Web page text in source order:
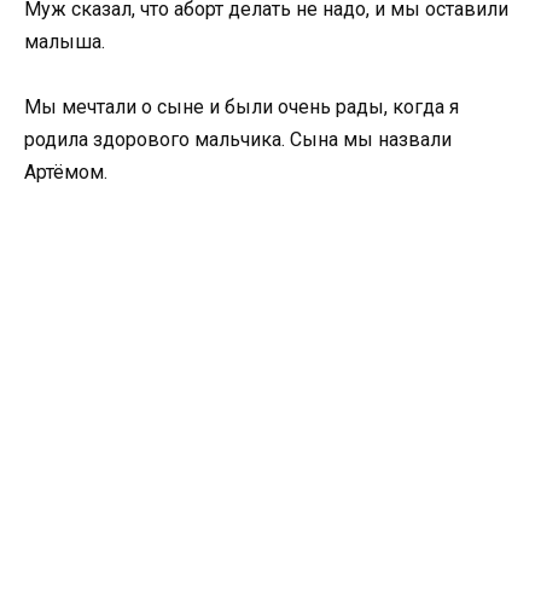
Муж сказал, что аборт делать не надо, и мы оставили
малыша.
Мы мечтали о сыне и были очень рады, когда я
родила здорового мальчика. Сына мы назвали
Артёмом.